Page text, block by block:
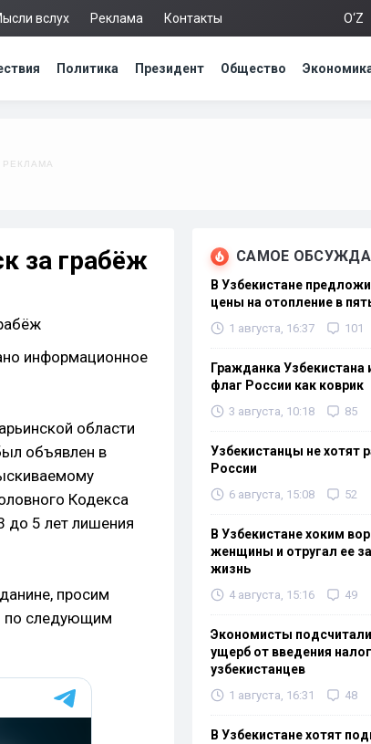
вслух Реклама Контакты O‘Z
Политика Президент Общество
за грабёж
информационное
области
объявлен в
Кодекса
до 5 лет лишения
просим
по следующим
САМОЕ
В Узбекистане
цены на отопление в
1 августа, 16:37 101
Гражданка Узбекистана
флаг России как коврик
3 августа, 10:18 85
Узбекистанцы не хотят
России
6 августа, 15:08 52
В Узбекистане хоким
женщины и отругал ее
жизнь
4 августа, 15:16 49
Экономисты
ущерб от введения
узбекистанцев
1 августа, 16:31 48
В Узбекистане хотят